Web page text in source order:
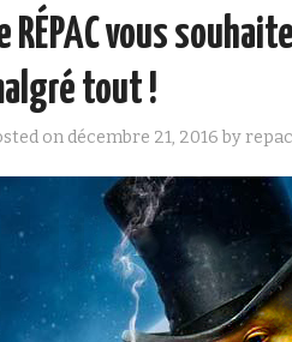
RÉPAC vous
tout !
on décembre 21, 2016 by